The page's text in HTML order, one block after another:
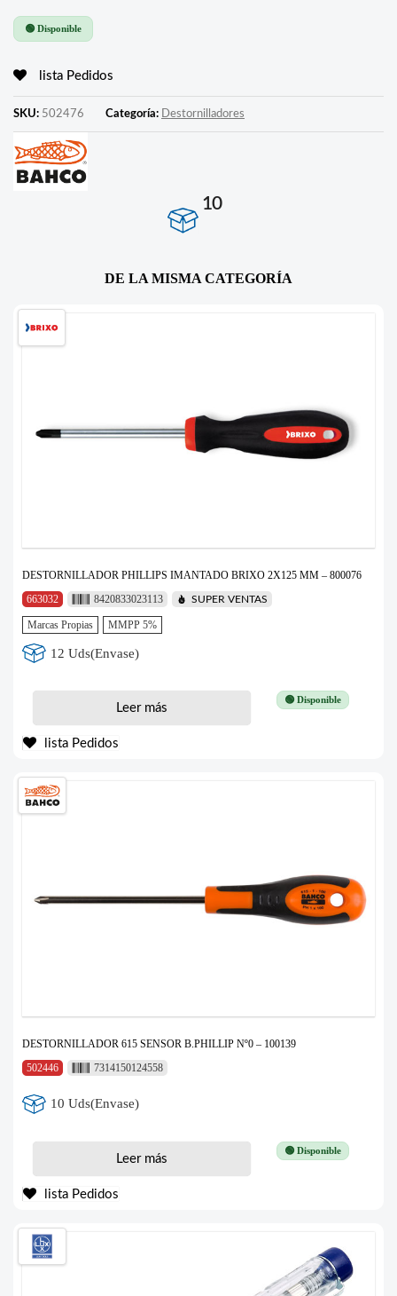
🟢 Disponible
lista Pedidos
SKU: 502476 Categoría: Destornilladores
10
DE LA MISMA CATEGORÍA
DESTORNILLADOR PHILLIPS IMANTADO BRIXO 2X125 MM – 800076
663032
8420833023113 SUPER VENTAS
Marcas Propias MMPP 5%
12 Uds(Envase)
🟢 Disponible
Leer más
lista Pedidos
DESTORNILLADOR 615 SENSOR B.PHILLIP Nº0 – 100139
502446
7314150124558
10 Uds(Envase)
🟢 Disponible
Leer más
lista Pedidos